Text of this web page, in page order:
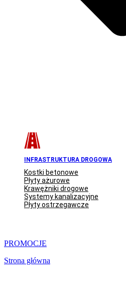
INFRASTRUKTURA DROGOWA
Kostki betonowe
Płyty ażurowe
Krawężniki drogowe
Systemy kanalizacyjne
Płyty ostrzegawcze
PROMOCJE
Strona główna